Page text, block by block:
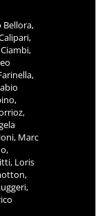
Bellora,
Marc
Loris